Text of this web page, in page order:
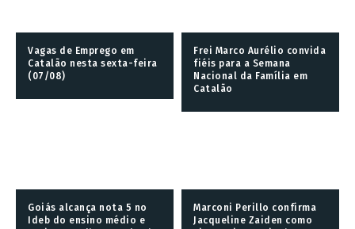
Vagas de Emprego em
Catalão nesta sexta-feira
(07/08)
Frei Marco Aurélio convida
fiéis para a Semana
Nacional da Família em
Catalão
Goiás alcança nota 5 no
Ideb do ensino médio e
Marconi Perillo confirma
Jacqueline Zaiden como